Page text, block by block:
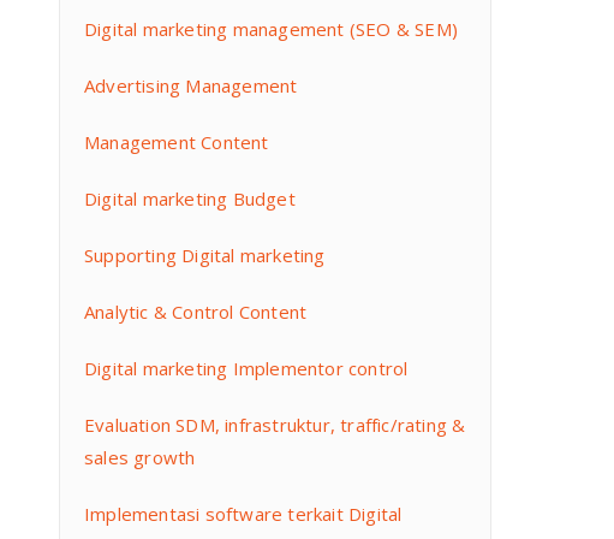
Digital marketing management (SEO & SEM)
Advertising Management
Management Content
Digital marketing Budget
Supporting Digital marketing
Analytic & Control Content
Digital marketing Implementor control
Evaluation SDM, infrastruktur, traffic/rating &
sales growth
Implementasi software terkait Digital